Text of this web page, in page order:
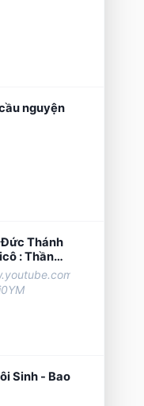
nguyện
Đức Thánh
: Thần
và Giấc
watch?
Sinh - Bao